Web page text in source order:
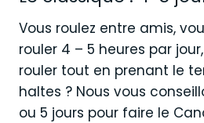
Vous roulez entre amis,
rouler 4 – 5 heures par
rouler tout en prenant le
haltes ? Nous vous
ou 5 jours pour faire le